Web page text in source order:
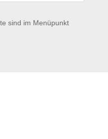
sind im Menüpunkt